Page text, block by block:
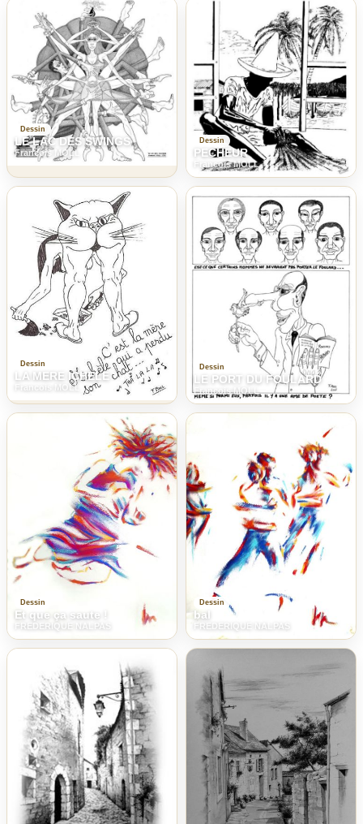
Dessin
LE LAC DES SWINGS
Francois MOLL
Dessin
PECHEUR
Francois MOLL
Dessin
LA MERE ICHELE
Francois MOLL
Dessin
LE PORT DU FOULARD
Francois MOLL
Dessin
Et que ça saute !
FREDERIQUE NALPAS
Dessin
bal
FREDERIQUE NALPAS